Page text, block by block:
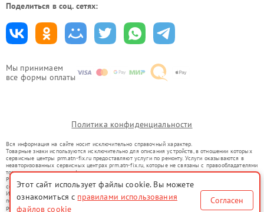
Мы принимаем
все формы оплаты
Поделиться в соц. сетях:
Политика конфиденциальности
Вся информация на сайте носит исключительно справочный характер.
Товарные знаки используются исключительно для описания устройств, в отношении которых
сервисные центры prm.atn-fix.ru предоставляют услуги по ремонту. Услуги оказываются в
неавторизованных сервисных центрах prm.atn-fix.ru, которые не связаны с правообладателями
товарных знаков или их официальными представителями.
Ремонт осуществляется для устройств, уже введенных в гражданский оборот в соответствии
со статьей 1487 ГК РФ.
Использование товарных знаков не преследует цели индивидуализации услуг или введения
потребителей в заблуждение, а служит для информирования о предоставляемых услугах по
ремонту техники указанных брендов.
Этот сайт использует файлы cookie. Вы можете
ознакомиться с правилами использования
файлов cookie
Согласен